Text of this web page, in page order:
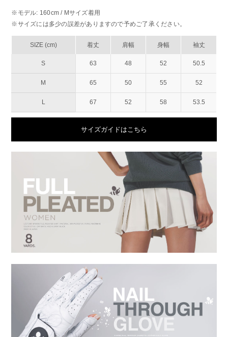
※モデル: 160cm / Mサイズ着用
※サイズには多少の誤差がありますので予めご了承ください。
SIZE (cm) 着丈 肩幅 身幅 袖丈
S 63 48 52 50.5
M 65 50 55 52
L 67 52 58 53.5
サイズガイドはこちら